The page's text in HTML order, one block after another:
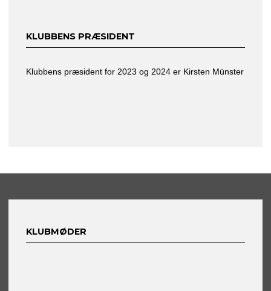
KLUBBENS PRÆSIDENT
Klubbens præsident for 2023 og 2024 er Kirsten Münster
KLUBMØDER